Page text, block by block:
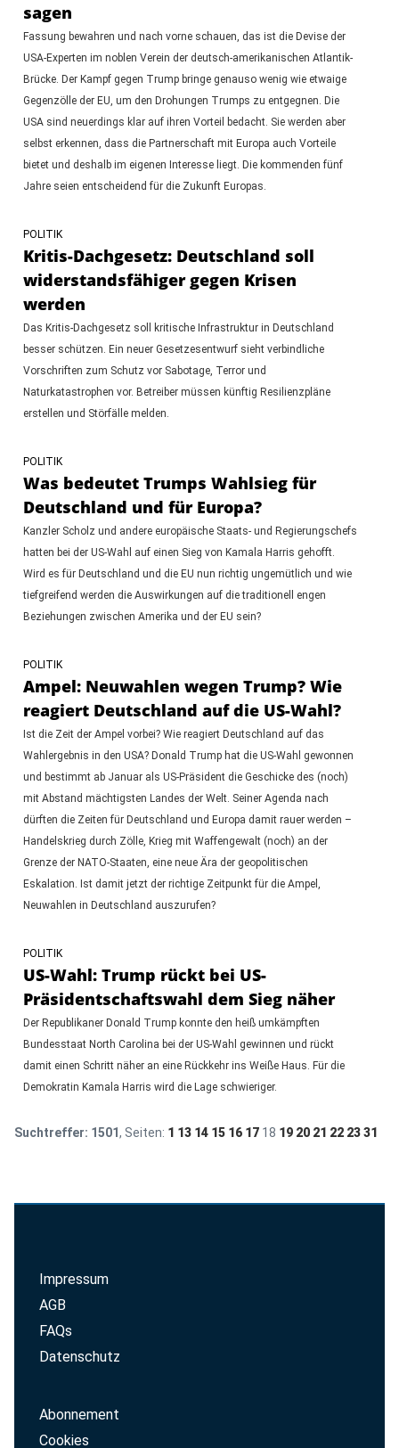
sagen
Fassung bewahren und nach vorne schauen, das ist die Devise der
USA-Experten im noblen Verein der deutsch-amerikanischen Atlantik-
Brücke. Der Kampf gegen Trump bringe genauso wenig wie etwaige
Gegenzölle der EU, um den Drohungen Trumps zu entgegnen. Die
USA sind neuerdings klar auf ihren Vorteil bedacht. Sie werden aber
selbst erkennen, dass die Partnerschaft mit Europa auch Vorteile
bietet und deshalb im eigenen Interesse liegt. Die kommenden fünf
Jahre seien entscheidend für die Zukunft Europas.
POLITIK
Kritis-Dachgesetz: Deutschland soll
widerstandsfähiger gegen Krisen
werden
Das Kritis-Dachgesetz soll kritische Infrastruktur in Deutschland
besser schützen. Ein neuer Gesetzesentwurf sieht verbindliche
Vorschriften zum Schutz vor Sabotage, Terror und
Naturkatastrophen vor. Betreiber müssen künftig Resilienzpläne
erstellen und Störfälle melden.
POLITIK
Was bedeutet Trumps Wahlsieg für
Deutschland und für Europa?
Kanzler Scholz und andere europäische Staats- und Regierungschefs
hatten bei der US-Wahl auf einen Sieg von Kamala Harris gehofft.
Wird es für Deutschland und die EU nun richtig ungemütlich und wie
tiefgreifend werden die Auswirkungen auf die traditionell engen
Beziehungen zwischen Amerika und der EU sein?
POLITIK
Ampel: Neuwahlen wegen Trump? Wie
reagiert Deutschland auf die US-Wahl?
Ist die Zeit der Ampel vorbei? Wie reagiert Deutschland auf das
Wahlergebnis in den USA? Donald Trump hat die US-Wahl gewonnen
und bestimmt ab Januar als US-Präsident die Geschicke des (noch)
mit Abstand mächtigsten Landes der Welt. Seiner Agenda nach
dürften die Zeiten für Deutschland und Europa damit rauer werden –
Handelskrieg durch Zölle, Krieg mit Waffengewalt (noch) an der
Grenze der NATO-Staaten, eine neue Ära der geopolitischen
Eskalation. Ist damit jetzt der richtige Zeitpunkt für die Ampel,
Neuwahlen in Deutschland auszurufen?
POLITIK
US-Wahl: Trump rückt bei US-
Präsidentschaftswahl dem Sieg näher
Der Republikaner Donald Trump konnte den heiß umkämpften
Bundesstaat North Carolina bei der US-Wahl gewinnen und rückt
damit einen Schritt näher an eine Rückkehr ins Weiße Haus. Für die
Demokratin Kamala Harris wird die Lage schwieriger.
Suchtreffer: 1501, Seiten: 1 13 14 15 16 17 18 19 20 21 22 23 31
Impressum
AGB
FAQs
Datenschutz
Abonnement
Cookies